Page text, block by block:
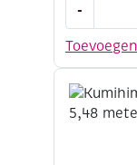
Toevoegen
-
vierkant,
aantal